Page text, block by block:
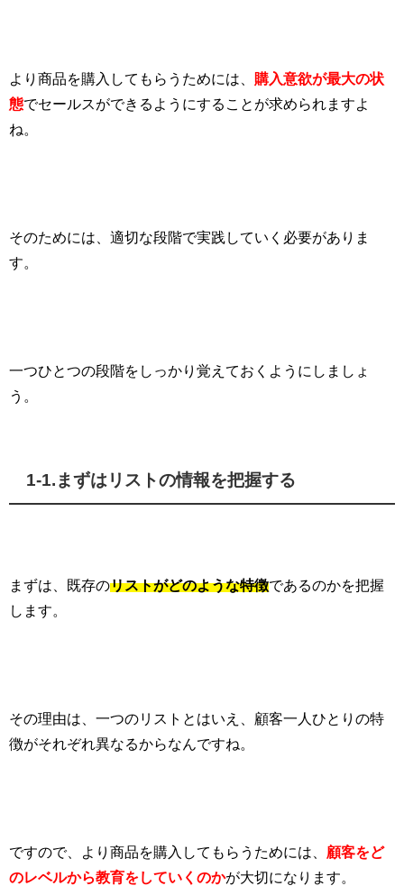
より商品を購入してもらうためには、
購入意欲が最大の状
態でセールスができるようにすることが求められますよ
ね。
そのためには、適切な段階で実践していく必要がありま
す。
一つひとつの段階をしっかり覚えておくようにしましょ
う。
1-1. まずはリストの情報を把握する
まずは、既存のリストがどのような特徴であるのかを把握
します。
その理由は、一つのリストとはいえ、顧客一人ひとりの特
徴がそれぞれ異なるからなんですね。
ですので、より商品を購入してもらうためには、 顧客をど
のレベルから教育をしていくのかが大切になります。